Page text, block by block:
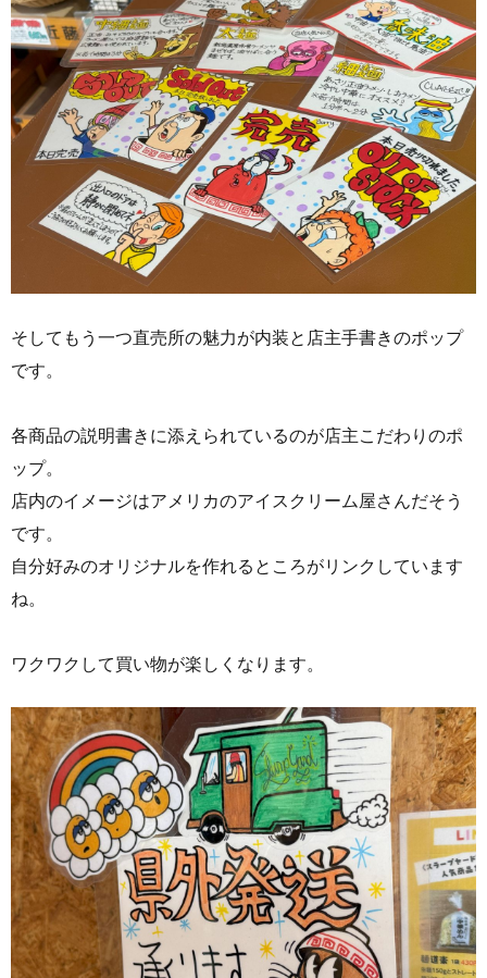
そしてもう一つ直売所の魅力が内装と店主手書きのポップ
です。
各商品の説明書きに添えられているのが店主こだわりのポ
ップ。
店内のイメージはアメリカのアイスクリーム屋さんだそう
です。
自分好みのオリジナルを作れるところがリンクしています
ね。
ワクワクして買い物が楽しくなります。